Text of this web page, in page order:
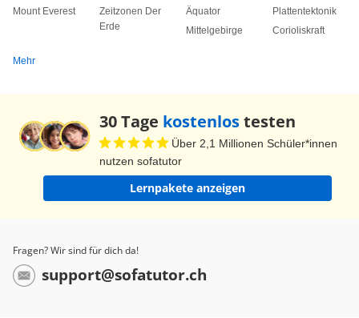
Mount Everest
Zeitzonen Der
Erde
Äquator
Mittelgebirge
Plattentektonik
Corioliskraft
Mehr
30 Tage kostenlostesten
Über 2,1 Millionen Schüler*innen
nutzen sofatutor
Lernpakete anzeigen
Fragen? Wir sind für dich da!
support@sofatutor.ch